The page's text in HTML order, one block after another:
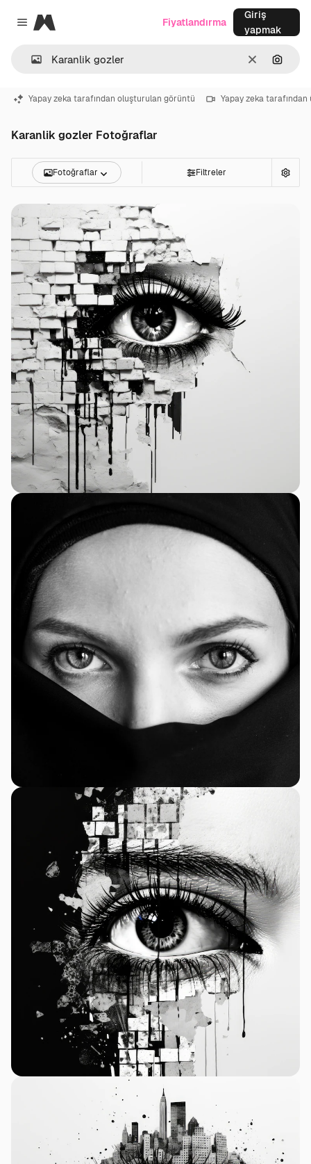
Close menu
Magnific
Temizlemek
Fiyatlandırma
Giriş
yapmak
Yapay zeka tarafından oluşturulan görüntü Yapay zeka
Karanlik gozler Fotoğraflar
Fotoğraflar Filtreler